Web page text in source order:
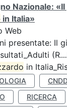
Nazionale:
in Italia»
Web
presentate: Il
in
RICERCA